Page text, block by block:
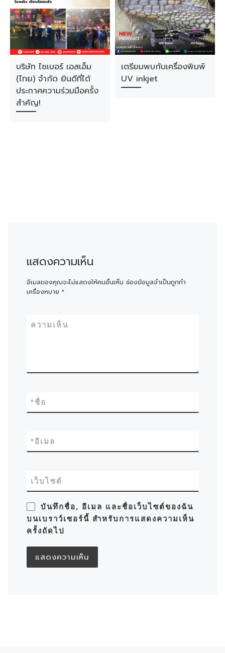
บริษัท ไซเบอร์ เอสเอ็ม
(ไทย) จำกัด ยินดีที่ได้
ประกาศความร่วมมือครั้ง
สำคัญ!
เตรียมพบกับเครื่องพิมพ์
UV inkjet
แสดงความเห็น
อีเมลของคุณจะไม่แสดงให้คนอื่นเห็น ช่องข้อมูลจำเป็นถูกทำ
เครื่องหมาย *
ความเห็น
ชื่อ
*
อีเมล
*
เว็บไซต์
บันทึกชื่อ, อีเมล และชื่อเว็บไซต์ของฉัน
บนเบราว์เซอร์นี้ สำหรับการแสดงความเห็น
ครั้งถัดไป